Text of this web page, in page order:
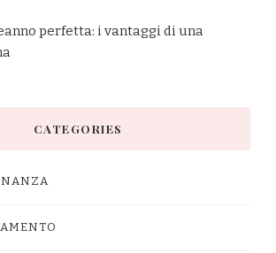
perfetta: i vantaggi di una
CATEGORIES